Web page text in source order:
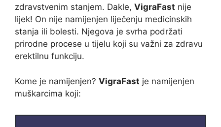
zdravstvenim stanjem. Dakle, VigraFast nije
lijek! On nije namijenjen liječenju medicinskih
stanja ili bolesti. Njegova je svrha podržati
prirodne procese u tijelu koji su važni za zdravu
erektilnu funkciju.
Kome je namijenjen? VigraFast je namijenjen
muškarcima koji: